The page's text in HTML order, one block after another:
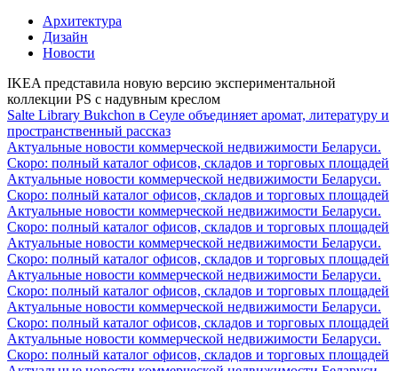
Архитектура
Дизайн
Новости
IKEA представила новую версию экспериментальной
коллекции PS с надувным креслом
Salte Library Bukchon в Сеуле объединяет аромат, литературу и
пространственный рассказ
Актуальные новости коммерческой недвижимости Беларуси.
Скоро: полный каталог офисов, складов и торговых площадей
Актуальные новости коммерческой недвижимости Беларуси.
Скоро: полный каталог офисов, складов и торговых площадей
Актуальные новости коммерческой недвижимости Беларуси.
Скоро: полный каталог офисов, складов и торговых площадей
Актуальные новости коммерческой недвижимости Беларуси.
Скоро: полный каталог офисов, складов и торговых площадей
Актуальные новости коммерческой недвижимости Беларуси.
Скоро: полный каталог офисов, складов и торговых площадей
Актуальные новости коммерческой недвижимости Беларуси.
Скоро: полный каталог офисов, складов и торговых площадей
Актуальные новости коммерческой недвижимости Беларуси.
Скоро: полный каталог офисов, складов и торговых площадей